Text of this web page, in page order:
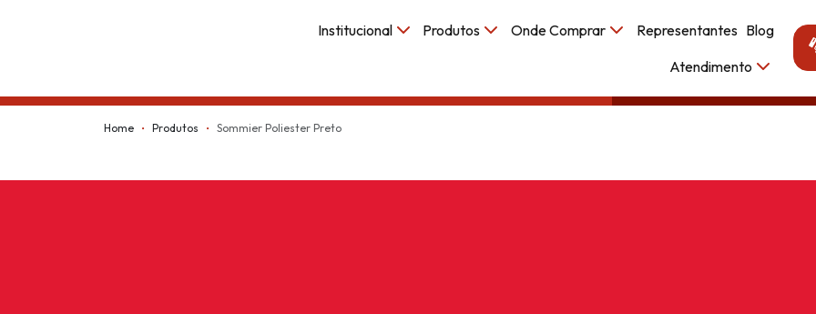
Institucional Produtos Onde Comprar Representantes Blog
Atendimento
Home Produtos Sommier Poliester Preto